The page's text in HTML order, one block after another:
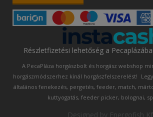
Részletfizetési lehetőség a
A PecaPláza horgászbolt és horgász webshop
horgászmódszerhez kínál horgászfelszerelést!
általános fenekezés, pergetés, feeder, match,
kuttyogatás, feeder picker, bolognai,
Designed by Energofish